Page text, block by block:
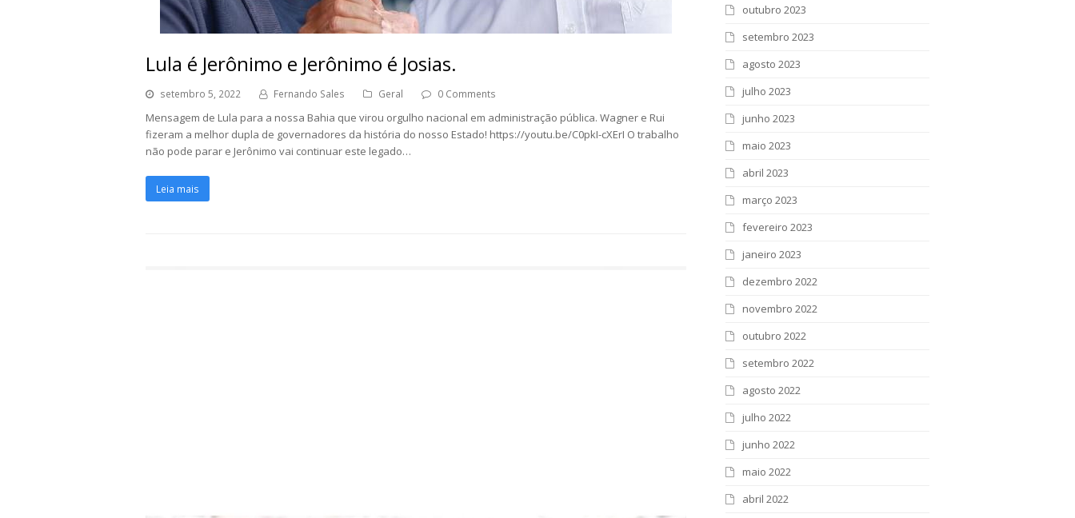
Lula é Jerônimo e Jerônimo é Josias.
setembro 5, 2022 Fernando Sales Geral 0 Comments
Mensagem de Lula para a nossa Bahia que virou orgulho nacional em administração pública. Wagner e Rui
fizeram a melhor dupla de governadores da história do nosso Estado! https://youtu.be/C0pkI-cXErI O trabalho
não pode parar e Jerônimo vai continuar este legado…
Leia mais
outubro 2023
setembro 2023
agosto 2023
julho 2023
junho 2023
maio 2023
abril 2023
março 2023
fevereiro 2023
janeiro 2023
dezembro 2022
novembro 2022
outubro 2022
setembro 2022
agosto 2022
julho 2022
junho 2022
maio 2022
abril 2022